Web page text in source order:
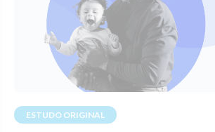
ESTUDO ORIGINAL